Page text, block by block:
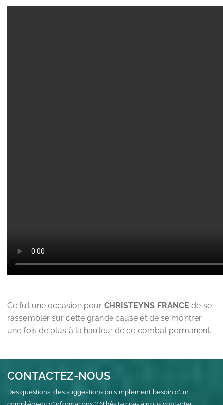
Ce fut une occasion pour CHRISTEYNS FRANCE de se
rassembler sur cette grande cause et de se montrer
une fois de plus à la hauteur de ce combat permanent.
CONTACTEZ-NOUS
Des questions, des suggestions ou simplement besoin d'un